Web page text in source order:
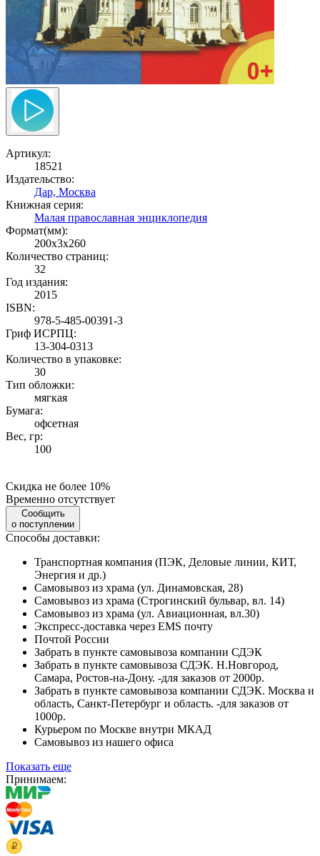
Артикул:
18521
Издательство:
Дар, Москва
Книжная серия:
Малая православная энциклопедия
Формат(мм):
200x3x260
Количество страниц:
32
Год издания:
2015
ISBN:
978-5-485-00391-3
Гриф ИСРПЦ:
13-304-0313
Количество в упаковке:
30
Тип обложки:
мягкая
Бумага:
офсетная
Вес, гр:
100
Скидка не более 10%
Временно отсутствует
Сообщить
о поступлении
Способы доставки:
Транспортная компания (ПЭК, Деловые линии, КИТ,
Энергия и др.)
Самовывоз из храма (ул. Динамовская, 28)
Самовывоз из храма (Строгинский бульвар, вл. 14)
Самовывоз из храма (ул. Авиационная, вл.30)
Экспресс-доставка через EMS почту
Почтой России
Забрать в пункте самовывоза компании СДЭК
Забрать в пункте самовывоза СДЭК. Н.Новгород,
Самара, Ростов-на-Дону. -для заказов от 2000р.
Забрать в пункте самовывоза компании СДЭК. Москва и
область, Санкт-Петербург и область. -для заказов от
1000р.
Курьером по Москве внутри МКАД
Самовывоз из нашего офиса
Показать еще
Принимаем: